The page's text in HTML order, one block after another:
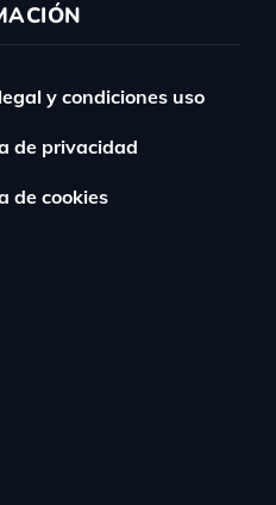
y condiciones uso
de privacidad
de cookies